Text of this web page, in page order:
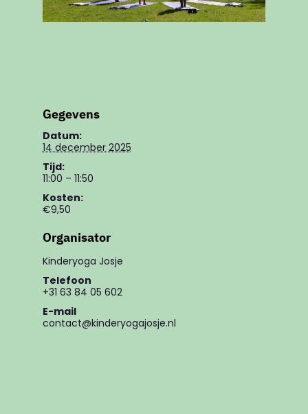
Gegevens
Datum:
14 december 2025
Tijd:
11:00 – 11:50
Kosten:
€9,50
Organisator
Kinderyoga Josje
Telefoon
+31 63 84 05 602
E-mail
contact@kinderyogajosje.nl